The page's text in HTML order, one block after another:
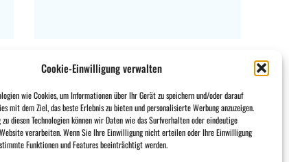
Cookie-Einwilligung verwalten
wie Cookies, um Informationen über Ihr Gerät zu speichern und/oder darauf
mit dem Ziel, das beste Erlebnis zu bieten und personalisierte Werbung anzuzeigen.
diesen Technologien können wir Daten wie das Surfverhalten oder eindeutige
verarbeiten. Wenn Sie Ihre Einwilligung nicht erteilen oder Ihre Einwilligung
Funktionen und Features beeinträchtigt werden.
Anschlagstück DC 5 5,3 x 15,2
€43,91
MWST. AUSGESCHLOSSEN